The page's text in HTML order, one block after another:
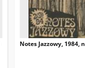
Notes Jazzowy, 1984,